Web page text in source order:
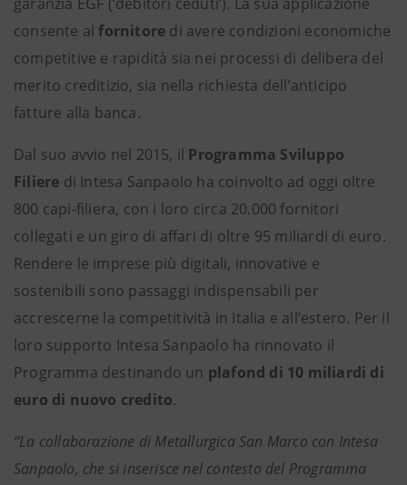
consente al fornitore di avere condizioni economiche
competitive e rapidità sia nei processi di delibera del
merito creditizio, sia nella richiesta dell’anticipo
fatture alla banca.
Dal suo avvio nel 2015, il Programma Sviluppo
Filiere di Intesa Sanpaolo ha coinvolto ad oggi oltre
800 capi-filiera, con i loro circa 20.000 fornitori
collegati e un giro di affari di oltre 95 miliardi di euro.
Rendere le imprese più digitali, innovative e
sostenibili sono passaggi indispensabili per
accrescerne la competitività in Italia e all’estero. Per il
loro supporto Intesa Sanpaolo ha rinnovato il
Programma destinando un plafond di 10 miliardi di
euro di nuovo credito.
“La collaborazione di Metallurgica San Marco con Intesa
Sanpaolo, che si inserisce nel contesto del Programma